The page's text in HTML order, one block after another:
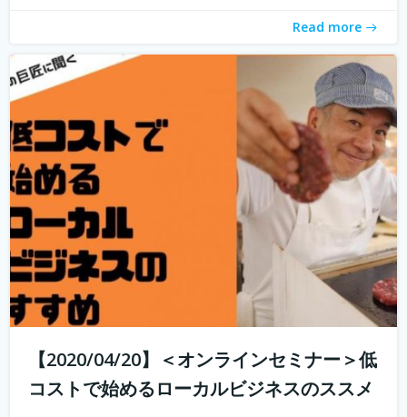
Read more
【2020/04/20】＜オンラインセミナー＞低
コストで始めるローカルビジネスのススメ